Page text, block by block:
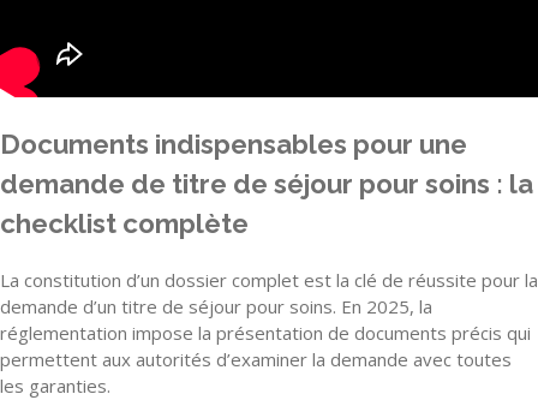
Documents indispensables pour une
demande de titre de séjour pour soins : la
checklist complète
La constitution d’un dossier complet est la clé de réussite pour la
demande d’un titre de séjour pour soins. En 2025, la
réglementation impose la présentation de documents précis qui
permettent aux autorités d’examiner la demande avec toutes
les garanties.